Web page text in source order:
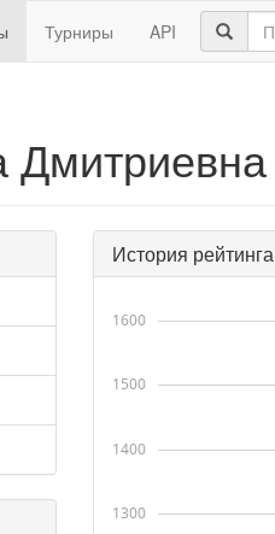
Турниры API
Дмитриевна
История рейтинга
1300
1400
1500
1600